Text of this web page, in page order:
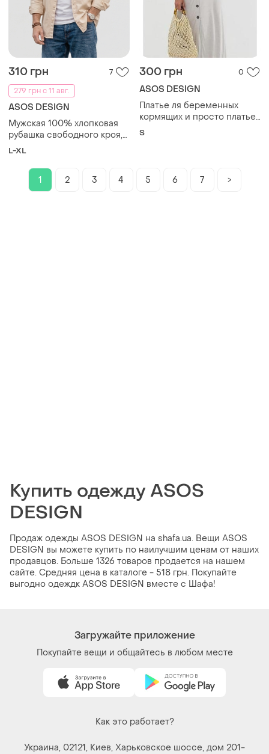
310 грн
7
279 грн с 11 авг.
ASOS DESIGN
Мужская 100% хлопковая
рубашка свободного кроя,
asos design, l
L-XL
300 грн 0
ASOS DESIGN
Платье ля беременных
кормящих и просто платье
макси на пуговках asos
S
1 2 3 4 5 6 7 >
Купить одежду ASOS
DESIGN
Продаж одежды ASOS DESIGN на shafa.ua. Вещи ASOS
DESIGN вы можете купить по наилучшим ценам от наших
продавцов. Больше 1326 товаров продается на нашем
сайте. Средняя цена в каталоге - 518 грн. Покупайте
выгодно одеждк ASOS DESIGN вместе с Шафа!
Загружайте приложение
Покупайте вещи и общайтесь в любом месте
Как это работает?
Украина, 02121, Киев, Харьковское шоссе, дом 201-